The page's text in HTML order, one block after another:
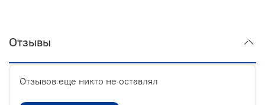
Отзывы
Отзывов еще никто не оставлял